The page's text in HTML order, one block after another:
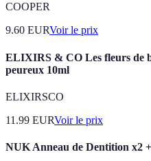
COOPER
9.60 EURVoir le prix
ELIXIRS & CO Les fleurs de
peureux 10ml
ELIXIRSCO
11.99 EURVoir le prix
NUK Anneau de Dentition x2